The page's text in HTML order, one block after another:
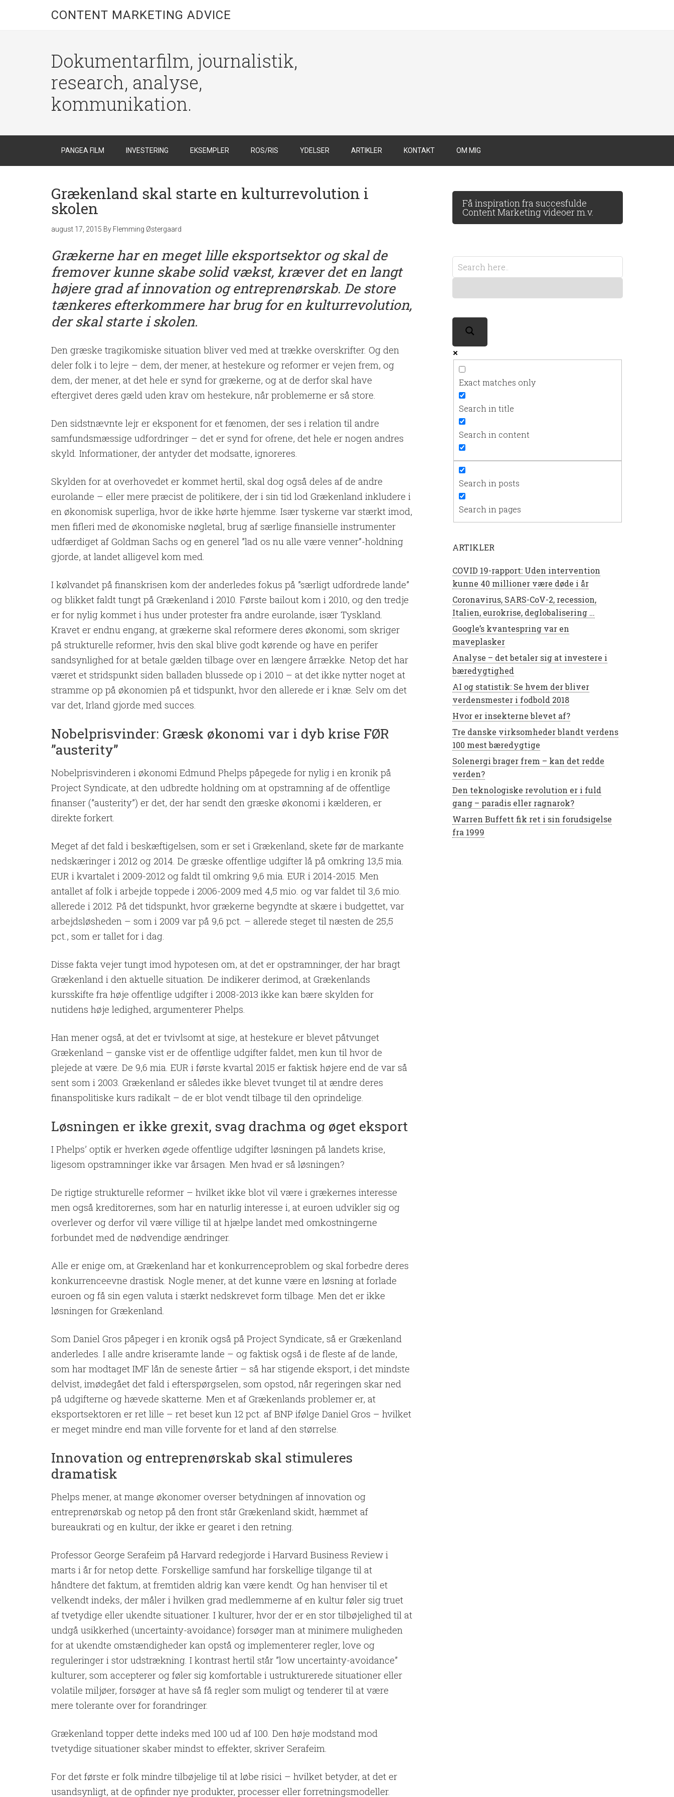
CONTENT MARKETING ADVICE
Dokumentarfilm, journalistik,
research, analyse,
kommunikation.
PANGEA FILM INVESTERING EKSEMPLER ROS/RIS YDELSER ARTIKLER KONTAKT OM MIG
Grækenland skal starte en kulturrevolution i
skolen
august 17, 2015 By Flemming Østergaard
Grækerne har en meget lille eksportsektor og skal de
fremover kunne skabe solid vækst, kræver det en langt
højere grad af innovation og entreprenørskab. De store
tænkeres efterkommere har brug for en kulturrevolution,
der skal starte i skolen.
Den græske tragikomiske situation bliver ved med at trække overskrifter. Og den
deler folk i to lejre – dem, der mener, at hestekure og reformer er vejen frem, og
dem, der mener, at det hele er synd for grækerne, og at de derfor skal have
eftergivet deres gæld uden krav om hestekure, når problemerne er så store.
Den sidstnævnte lejr er eksponent for et fænomen, der ses i relation til andre
samfundsmæssige udfordringer – det er synd for ofrene, det hele er nogen andres
skyld. Informationer, der antyder det modsatte, ignoreres.
Skylden for at overhovedet er kommet hertil, skal dog også deles af de andre
eurolande – eller mere præcist de politikere, der i sin tid lod Grækenland inkludere i
en økonomisk superliga, hvor de ikke hørte hjemme. Især tyskerne var stærkt imod,
men fifleri med de økonomiske nøgletal, brug af særlige finansielle instrumenter
udfærdiget af Goldman Sachs og en generel ”lad os nu alle være venner”-holdning
gjorde, at landet alligevel kom med.
I kølvandet på finanskrisen kom der anderledes fokus på ”særligt udfordrede lande”
og blikket faldt tungt på Grækenland i 2010. Første bailout kom i 2010, og den tredje
er for nylig kommet i hus under protester fra andre eurolande, især Tyskland.
Kravet er endnu engang, at grækerne skal reformere deres økonomi, som skriger
på strukturelle reformer, hvis den skal blive godt kørende og have en perifer
sandsynlighed for at betale gælden tilbage over en længere årrække. Netop det har
været et stridspunkt siden balladen blussede op i 2010 – at det ikke nytter noget at
stramme op på økonomien på et tidspunkt, hvor den allerede er i knæ. Selv om det
var det, Irland gjorde med succes.
Nobelprisvinder: Græsk økonomi var i dyb krise FØR
”austerity”
Nobelprisvinderen i økonomi Edmund Phelps påpegede for nylig i en kronik på
Project Syndicate, at den udbredte holdning om at opstramning af de offentlige
finanser (”austerity”) er det, der har sendt den græske økonomi i kælderen, er
direkte forkert.
Meget af det fald i beskæftigelsen, som er set i Grækenland, skete før de markante
nedskæringer i 2012 og 2014. De græske offentlige udgifter lå på omkring 13,5 mia.
EUR i kvartalet i 2009-2012 og faldt til omkring 9,6 mia. EUR i 2014-2015. Men
antallet af folk i arbejde toppede i 2006-2009 med 4,5 mio. og var faldet til 3,6 mio.
allerede i 2012. På det tidspunkt, hvor grækerne begyndte at skære i budgettet, var
arbejdsløsheden – som i 2009 var på 9,6 pct. – allerede steget til næsten de 25,5
pct., som er tallet for i dag.
Disse fakta vejer tungt imod hypotesen om, at det er opstramninger, der har bragt
Grækenland i den aktuelle situation. De indikerer derimod, at Grækenlands
kursskifte fra høje offentlige udgifter i 2008-2013 ikke kan bære skylden for
nutidens høje ledighed, argumenterer Phelps.
Han mener også, at det er tvivlsomt at sige, at hestekure er blevet påtvunget
Grækenland – ganske vist er de offentlige udgifter faldet, men kun til hvor de
plejede at være. De 9,6 mia. EUR i første kvartal 2015 er faktisk højere end de var så
sent som i 2003. Grækenland er således ikke blevet tvunget til at ændre deres
finanspolitiske kurs radikalt – de er blot vendt tilbage til den oprindelige.
Løsningen er ikke grexit, svag drachma og øget eksport
I Phelps’ optik er hverken øgede offentlige udgifter løsningen på landets krise,
ligesom opstramninger ikke var årsagen. Men hvad er så løsningen?
De rigtige strukturelle reformer – hvilket ikke blot vil være i grækernes interesse
men også kreditorernes, som har en naturlig interesse i, at euroen udvikler sig og
overlever og derfor vil være villige til at hjælpe landet med omkostningerne
forbundet med de nødvendige ændringer.
Alle er enige om, at Grækenland har et konkurrenceproblem og skal forbedre deres
konkurrenceevne drastisk. Nogle mener, at det kunne være en løsning at forlade
euroen og få sin egen valuta i stærkt nedskrevet form tilbage. Men det er ikke
løsningen for Grækenland.
Som Daniel Gros påpeger i en kronik også på Project Syndicate, så er Grækenland
anderledes. I alle andre kriseramte lande – og faktisk også i de fleste af de lande,
som har modtaget IMF lån de seneste årtier – så har stigende eksport, i det mindste
delvist, imødegået det fald i efterspørgselen, som opstod, når regeringen skar ned
på udgifterne og hævede skatterne. Men et af Grækenlands problemer er, at
eksportsektoren er ret lille – ret beset kun 12 pct. af BNP ifølge Daniel Gros – hvilket
er meget mindre end man ville forvente for et land af den størrelse.
Innovation og entreprenørskab skal stimuleres
dramatisk
Phelps mener, at mange økonomer overser betydningen af innovation og
entreprenørskab og netop på den front står Grækenland skidt, hæmmet af
bureaukrati og en kultur, der ikke er gearet i den retning.
Professor George Serafeim på Harvard redegjorde i Harvard Business Review i
marts i år for netop dette. Forskellige samfund har forskellige tilgange til at
håndtere det faktum, at fremtiden aldrig kan være kendt. Og han henviser til et
velkendt indeks, der måler i hvilken grad medlemmerne af en kultur føler sig truet
af tvetydige eller ukendte situationer. I kulturer, hvor der er en stor tilbøjelighed til at
undgå usikkerhed (uncertainty-avoidance) forsøger man at minimere muligheden
for at ukendte omstændigheder kan opstå og implementerer regler, love og
reguleringer i stor udstrækning. I kontrast hertil står ”low uncertainty-avoidance”
kulturer, som accepterer og føler sig komfortable i ustrukturerede situationer eller
volatile miljøer, forsøger at have så få regler som muligt og tenderer til at være
mere tolerante over for forandringer.
Grækenland topper dette indeks med 100 ud af 100. Den høje modstand mod
tvetydige situationer skaber mindst to effekter, skriver Serafeim.
For det første er folk mindre tilbøjelige til at løbe risici – hvilket betyder, at det er
usandsynligt, at de opfinder nye produkter, processer eller forretningsmodeller.
Få inspiration fra succesfulde
Content Marketing videoer m.v.
Exact matches only
Search in title
Search in content
Search in posts
Search in pages
ARTIKLER
COVID 19-rapport: Uden intervention
kunne 40 millioner være døde i år
Coronavirus, SARS-CoV-2, recession,
Italien, eurokrise, deglobalisering …
Google’s kvantespring var en
maveplasker
Analyse – det betaler sig at investere i
bæredygtighed
AI og statistik: Se hvem der bliver
verdensmester i fodbold 2018
Hvor er insekterne blevet af?
Tre danske virksomheder blandt verdens
100 mest bæredygtige
Solenergi brager frem – kan det redde
verden?
Den teknologiske revolution er i fuld
gang – paradis eller ragnarok?
Warren Buffett fik ret i sin forudsigelse
fra 1999